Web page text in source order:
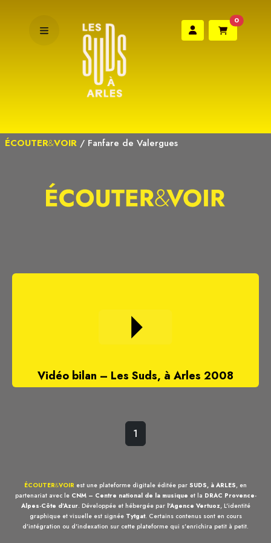
0
ÉCOUTER&VOIR / Fanfare de Valergues
Vidéo bilan – Les Suds, à Arles 2008
1
ÉCOUTER&VOIR est une plateforme digitale éditée par SUDS, à ARLES, en
partenariat avec le CNM – Centre national de la musique et la DRAC Provence-
Alpes-Côte d'Azur. Développée et hébergée par l'Agence Vertuoz, L'identité
graphique et visuelle est signée Tytgat. Certains contenus sont en cours
d'intégration ou d'indexation sur cette plateforme qui s'enrichira petit à petit.